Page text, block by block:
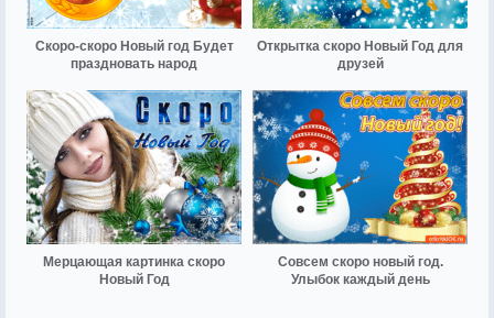
Скоро-скоро Новый год Будет
праздновать народ
Открытка скоро Новый Год для
друзей
Мерцающая картинка скоро
Новый Год
Совсем скоро новый год.
Улыбок каждый день